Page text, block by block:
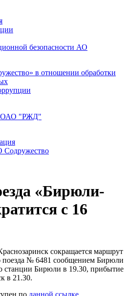
безопасности АО
в отношении обработки
ОАО "РЖД"
Содружество
«Бирюли-
с 16
сокращается маршрут
поезда № 6481 сообщением Бирюли
станции Бирюли в 19.30, прибытие
в 21.30.
по данной ссылке